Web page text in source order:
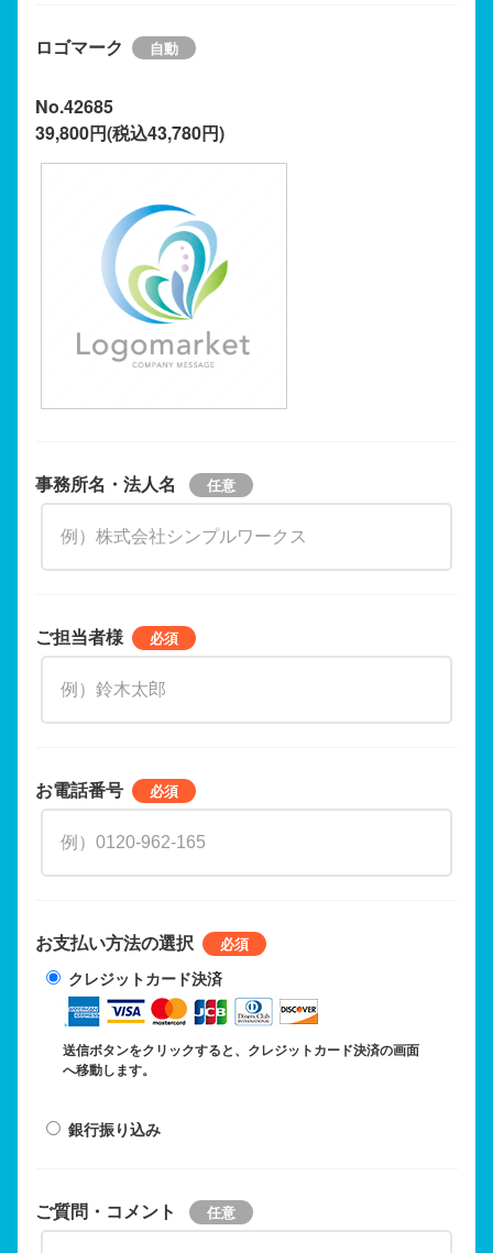
ロゴマーク
No.42685
39,800円(税込43,780円)
事務所名・法人名
ご担当者様
お電話番号
お支払い方法の選択
クレジットカード決済
送信ボタンをクリックすると、クレジットカード決済の画面
へ移動します。
銀行振り込み
ご質問・コメント